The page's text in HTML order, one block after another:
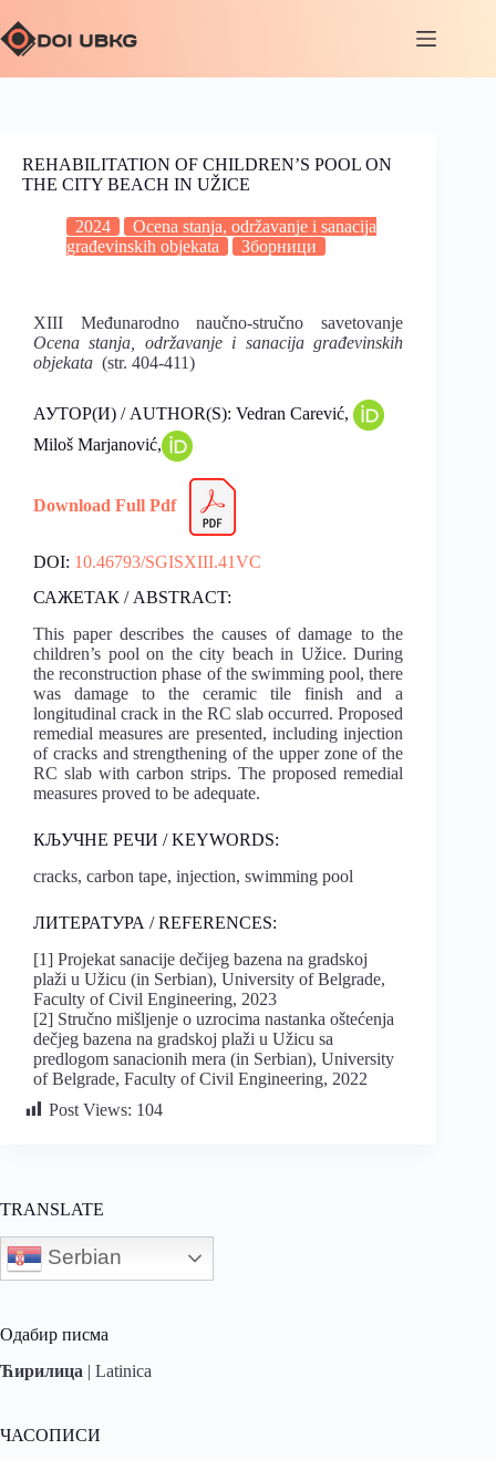
REHABILITATION OF CHILDREN’S POOL ON
THE CITY BEACH IN UŽICE
2024
Ocena stanja, održavanje i sanacija
građevinskih objekata
Зборници
XIII Međunarodno naučno-stručno savetovanje
Ocena stanja, održavanje i sanacija građevinskih
objekata (str. 404-411)
АУТОР(И) / AUTHOR(S): Vedran Carević,
Miloš Marjanović,
Download Full Pdf
DOI: 10.46793/SGISXIII.41VC
САЖЕТАК / ABSTRACT:
This paper describes the causes of damage to the
children’s pool on the city beach in Užice. During
the reconstruction phase of the swimming pool, there
was damage to the ceramic tile finish and a
longitudinal crack in the RC slab occurred. Proposed
remedial measures are presented, including injection
of cracks and strengthening of the upper zone of the
RC slab with carbon strips. The proposed remedial
measures proved to be adequate.
КЉУЧНЕ РЕЧИ / KEYWORDS:
cracks, carbon tape, injection, swimming pool
ЛИТЕРАТУРА / REFERENCES:
[1] Projekat sanacije dečijeg bazena na gradskoj
plaži u Užicu (in Serbian), University of Belgrade,
Faculty of Civil Engineering, 2023
[2] Stručno mišljenje o uzrocima nastanka oštećenja
dečjeg bazena na gradskoj plaži u Užicu sa
predlogom sanacionih mera (in Serbian), University
of Belgrade, Faculty of Civil Engineering, 2022
Post Views: 104
TRANSLATE
Serbian
Одабир писма
Ћирилица | Latinica
ЧАСОПИСИ